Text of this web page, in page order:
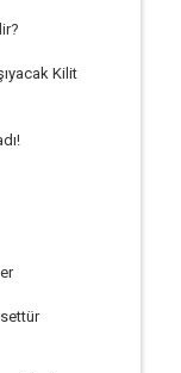
Kilit